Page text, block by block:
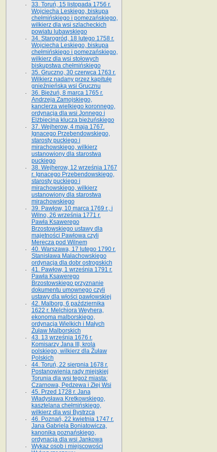
33. Toruń, 15 listopada 1756 r.
Wojciecha Leskiego, biskupa
chełmińskiego i pomezańskiego,
wilkierz dla wsi szlacheckich
powiatu lubawskiego
34. Starogród, 18 lutego 1758 r.
Wojciecha Leskiego, biskupa
chełmińskiego i pomezańskiego,
wilkierz dla wsi stołowych
biskupstwa chełmińskiego
35. Gruczno, 30 czerwca 1763 r.
Wilkierz nadany przez kapitułę
gnieźnieńską wsi Grucznu
36. Bieżuń, 8 marca 1765 r.
Andrzeja Zamojskiego,
kanclerza wielkiego koronnego,
ordynacja dla wsi Jonnego i
Elżbiecina klucza bieżuńskiego
37. Wejherow, 4 maja 1767.
Ignacego Przebendowskiego,
starosty puckiego i
mirachowskiego, wilkierz
ustanowiony dla starostwa
puckiego
38. Wejherow, 12 września 1767
r. Ignacego Przebendowskiego,
starosty puckiego i
mirachowskiego, wilkierz
ustanowiony dla starostwa
mirachowskiego
39. Pawłow, 10 marca 1769 r., i
Wilno, 26 września 1771 r.
Pawła Ksawerego
Brzostowskiego ustawy dla
majętności Pawłowa czyli
Merecza pod Wilnem
40. Warszawa, 17 lutego 1790 r.
Stanisława Małachowskiego
ordynacja dla dobr ostrogskich
41. Pawłow, 1 września 1791 r.
Pawła Ksawerego
Brzostowskiego przyznanie
dokumentu umownego czyli
ustawy dla włości pawłowskiej
42. Malborg, 6 października
1622 r. Melchiora Weyhera,
ekonoma malborskiego,
ordynacja Wielkich i Małych
Żuław Malborskich
43. 13 września 1676 r.
Komisarzy Jana III, krola
polskiego, wilkierz dla Żuław
Polskich
44. Toruń, 22 sierpnia 1678 r.
Postanowienia rady miejskiej
Torunia dla wsi tegoż miasta:
Czarnowa, Pędzewa i Złej Wsi
45. Przed 1728 r. Jana
Władysława Kretkowskiego,
kasztelana chełmińskiego,
wilkierz dla wsi Bystrzca
46. Poznań, 22 kwietnia 1747 r.
Jana Gabriela Boniatowicza,
kanonika poznańskiego,
ordynacja dla wsi Jankowa
Wykaz osob i miejscowości